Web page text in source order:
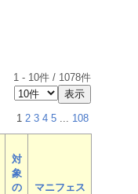
1 - 10件 / 1078件
1 2 3 4 5 ... 108
対
象
の
マニフェス